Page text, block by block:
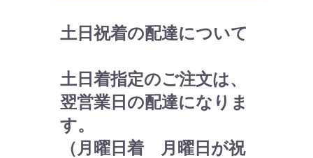
土日祝着の配達について
土日着指定のご注文は、
翌営業日の配達になりま
す。
（月曜日着 月曜日が祝